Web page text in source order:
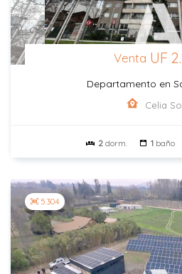
Venta UF
Departamento en
Celia
2 dorm. 1 baño
5.304